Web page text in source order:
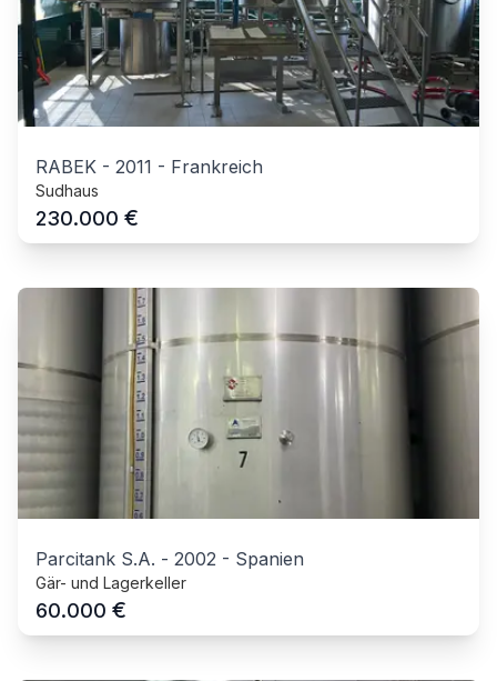
RABEK - 2011 - Frankreich
Sudhaus
230.000 €
Parcitank S.A. - 2002 - Spanien
Gär- und Lagerkeller
60.000 €